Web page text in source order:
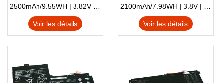
Pop 4 Plus OT-5056D
2500mAh/9.55WH | 3.82V | Li-ion ...
Voir les détails
E210K i939
2100mAh/7.98WH | 3.8V | Li-ion ...
Voir les détails